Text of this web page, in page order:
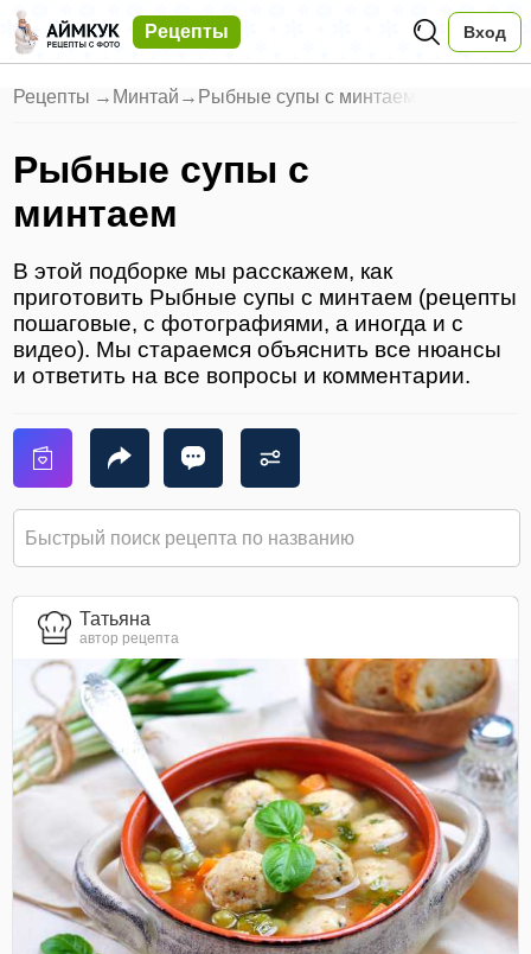
Рецепты Вход
Рецепты → Минтай → Рыбные супы с минтаем
Рыбные супы с
минтаем
В этой подборке мы расскажем, как
приготовить Рыбные супы с минтаем (рецепты
пошаговые, с фотографиями, а иногда и с
видео). Мы стараемся объяснить все нюансы
и ответить на все вопросы и комментарии.
Татьяна
автор рецепта